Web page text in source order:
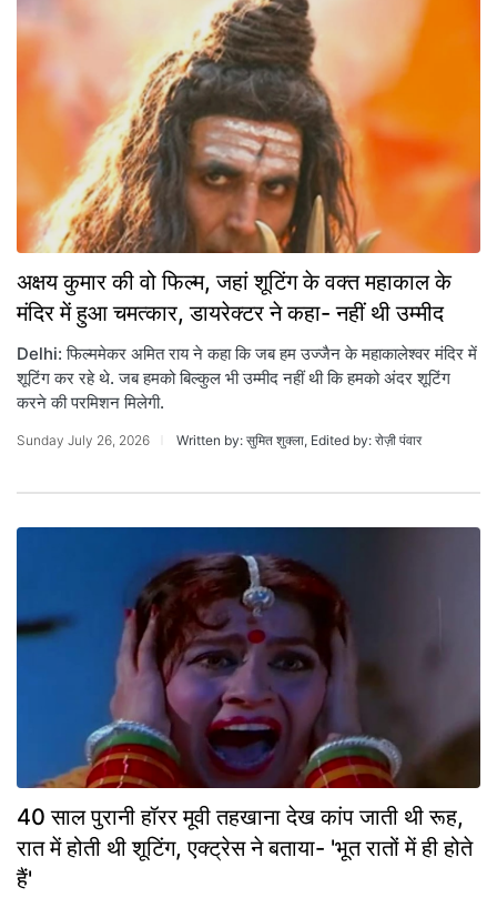
अक्षय कुमार की वो फिल्म, जहां शूटिंग के वक्त महाकाल के
मंदिर में हुआ चमत्कार, डायरेक्टर ने कहा- नहीं थी उम्मीद
Delhi: फिल्ममेकर अमित राय ने कहा कि जब हम उज्जैन के महाकालेश्वर मंदिर में
शूटिंग कर रहे थे. जब हमको बिल्कुल भी उम्मीद नहीं थी कि हमको अंदर शूटिंग
करने की परमिशन मिलेगी.
Sunday July 26, 2026 Written by: सुमित शुक्ला, Edited by: रोज़ी पंवार
40 साल पुरानी हॉरर मूवी तहखाना देख कांप जाती थी रूह,
रात में होती थी शूटिंग, एक्ट्रेस ने बताया- 'भूत रातों में ही होते
हैं'